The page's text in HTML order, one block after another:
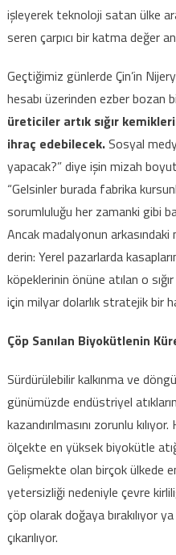
işleyerek teknoloji satan ülke
seren çarpıcı bir katma değer
Geçtiğimiz günlerde Çin’in
hesabı üzerinden ezber bozan
üreticiler artık sığır
ihraç edebilecek.Sosyal
yapacak?” diye işin mizah
“Gelsinler burada fabrika
sorumluluğu her zamanki gibi
Ancak madalyonun
derin: Yerel pazarlarda
köpeklerinin önüne atılan o
için milyar dolarlık stratejik bir
Çöp Sanılan Biyokütlenin
Sürdürülebilir kalkınma ve
günümüzde endüstriyel
kazandırılmasını zorunlu
ölçekte en yüksek biyokütle
Gelişmekte olan birçok ülkede
yetersizliği nedeniyle çevre
çöp olarak doğaya bırakılıyor
çıkarılıyor.